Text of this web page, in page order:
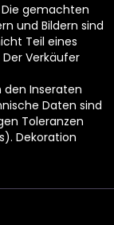
gemachten
und Bildern sind
Teil eines
Verkäufer
Inseraten
Daten sind
Toleranzen
Dekoration